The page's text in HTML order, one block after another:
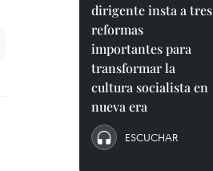
dirigente insta a tres
reformas
importantes para
transformar la
cultura socialista en
nueva era
ESCUCHAR